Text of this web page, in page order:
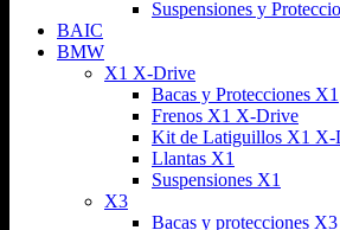
Suspensiones y
BAIC
BMW
X1 X-Drive
Bacas y Protecciones X1
Frenos X1 X-Drive
Kit de Latiguillos X1 X-
Llantas X1
Suspensiones X1
X3
Bacas y protecciones X3